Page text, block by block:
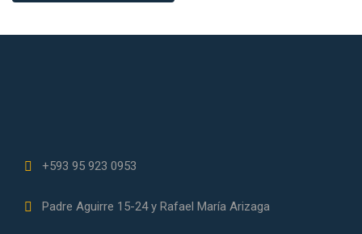
+593 95 923 0953
Padre Aguirre 15-24 y Rafael María Arizaga